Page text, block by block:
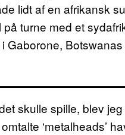
lidt af en afrikansk
turne med et
skulle spille, blev
‘metalheads’